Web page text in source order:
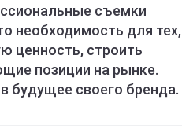
съемки
необходимость для тех,
ценность, строить
позиции на рынке.
будущее своего бренда.